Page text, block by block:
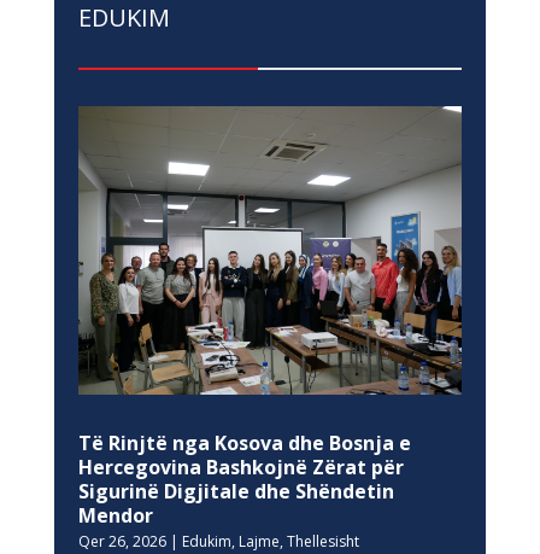
EDUKIM
Të Rinjtë nga Kosova dhe Bosnja e
Hercegovina Bashkojnë Zërat për
Sigurinë Digjitale dhe Shëndetin
Mendor
Qer 26, 2026| Edukim, Lajme, Thellesisht